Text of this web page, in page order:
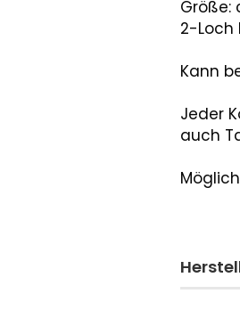
Größe:
2-Loch
Kann
Jeder
auch